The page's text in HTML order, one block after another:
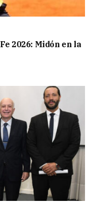
2026: Midón en la